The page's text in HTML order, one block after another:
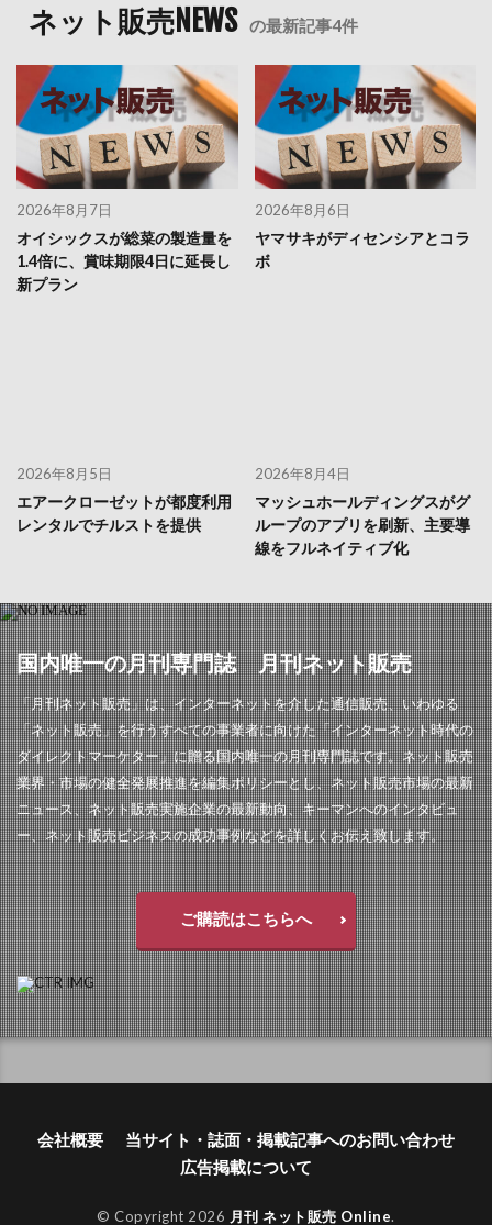
ネット販売NEWS の最新記事4件
2026年8月7日
オイシックスが総菜の製造量を
1.4倍に、賞味期限4日に延長し
新プラン
2026年8月6日
ヤマサキがディセンシアとコラ
ボ
2026年8月5日
エアークローゼットが都度利用
レンタルでチルストを提供
2026年8月4日
マッシュホールディングスがグ
ループのアプリを刷新、主要導
線をフルネイティブ化
国内唯一の月刊専門誌 月刊ネット販売
「月刊ネット販売」は、インターネットを介した通信販売、いわゆる
「ネット販売」を行うすべての事業者に向けた「インターネット時代の
ダイレクトマーケター」に贈る国内唯一の月刊専門誌です。ネット販売
業界・市場の健全発展推進を編集ポリシーとし、ネット販売市場の最新
ニュース、ネット販売実施企業の最新動向、キーマンへのインタビュ
ー、ネット販売ビジネスの成功事例などを詳しくお伝え致します。
ご購読はこちらへ
会社概要
当サイト・誌面・掲載記事へのお問い合わせ
広告掲載について
© Copyright 2026 月刊 ネット販売 Online.